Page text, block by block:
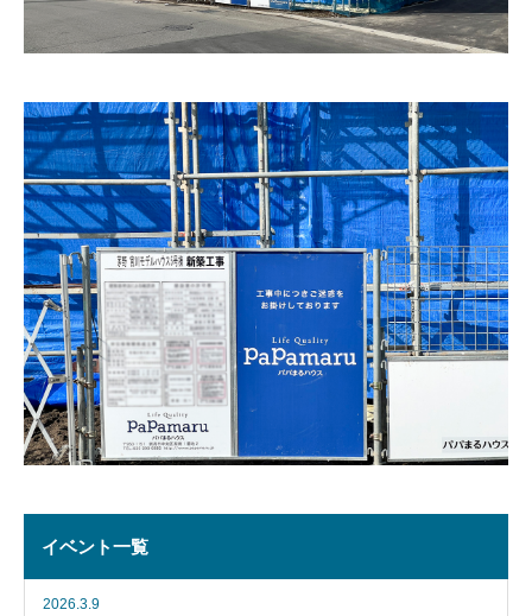
イベント一覧
2026.3.9